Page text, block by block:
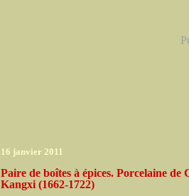
16 janvier 2011
Paire de boîtes à épices. Porcelaine
Kangxi (1662-1722)